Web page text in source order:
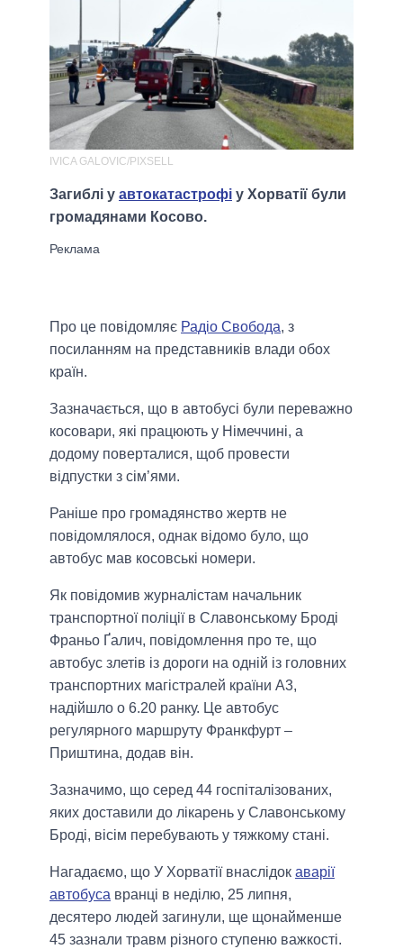
IVICA GALOVIC/PIXSELL
Загиблі у автокатастрофі у Хорватії були
громадянами Косово.
Про це повідомляє Радіо Свобода, з
посиланням на представників влади обох
країн.
Зазначається, що в автобусі були переважно
косовари, які працюють у Німеччині, а
додому поверталися, щоб провести
відпустки з сім’ями.
Раніше про громадянство жертв не
повідомлялося, однак відомо було, що
автобус мав косовські номери.
Як повідомив журналістам начальник
транспортної поліції в Славонському Броді
Франьо Ґалич, повідомлення про те, що
автобус злетів із дороги на одній із головних
транспортних магістралей країни A3,
надійшло о 6.20 ранку. Це автобус
регулярного маршруту Франкфурт –
Приштина, додав він.
Зазначимо, що серед 44 госпіталізованих,
яких доставили до лікарень у Славонському
Броді, вісім перебувають у тяжкому стані.
Нагадаємо, що У Хорватії внаслідок аварії
автобуса вранці в неділю, 25 липня,
десятеро людей загинули, ще щонайменше
45 зазнали травм різного ступеню важкості.